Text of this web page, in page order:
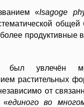
«Isagoge
продуктивные
увлечён
растительных
от
«единого во